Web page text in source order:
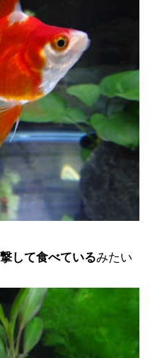
して食べているみたい